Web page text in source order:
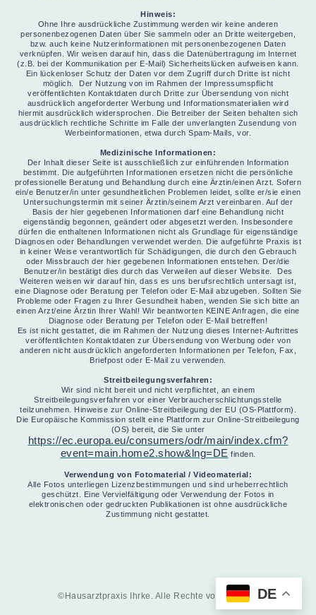
Hinweis:
Ohne Ihre ausdrückliche Zustimmung werden wir keine anderen
personenbezogenen Daten über Sie sammeln oder an Dritte weitergeben,
bzw. auch keine Nutzerinformationen mit personenbezogenen Daten
verknüpfen. Wir weisen darauf hin, dass die Datenübertragung im Internet
(z.B. bei der Kommunikation per E-Mail) Sicherheitslücken aufweisen kann.
Ein lückenloser Schutz der Daten vor dem Zugriff durch Dritte ist nicht
möglich. Der Nutzung von im Rahmen der Impressumspflicht
veröffentlichten Kontaktdaten durch Dritte zur Übersendung von nicht
ausdrücklich angeforderter Werbung und Informationsmaterialien wird
hiermit ausdrücklich widersprochen. Die Betreiber der Seiten behalten sich
ausdrücklich rechtliche Schritte im Falle der unverlangten Zusendung von
Werbeinformationen, etwa durch Spam-Mails, vor.
Medizinische Informationen:
Der Inhalt dieser Seite ist ausschließlich zur einführenden Information
bestimmt. Die aufgeführten Informationen ersetzen nicht die persönliche
professionelle Beratung und Behandlung durch eine Ärztin/einen Arzt. Sofern
ein/e Benutzer/in unter gesundheitlichen Problemen leidet, sollte er/sie einen
Untersuchungstermin mit seiner Ärztin/seinem Arzt vereinbaren. Auf der
Basis der hier gegebenen Informationen darf eine Behandlung nicht
eigenständig begonnen, geändert oder abgesetzt werden. Insbesondere
dürfen die enthaltenen Informationen nicht als Grundlage für eigenständige
Diagnosen oder Behandlungen verwendet werden. Die aufgeführte Praxis ist
in keiner Weise verantwortlich für Schädigungen, die durch den Gebrauch
oder Missbrauch der hier gegebenen Informationen entstehen. Der/die
Benutzer/in bestätigt dies durch das Verweilen auf dieser Website. Des
Weiteren weisen wir darauf hin, dass es uns berufsrechtlich untersagt ist,
eine Diagnose oder Beratung per Telefon oder E-Mail abzugeben. Sollten Sie
Probleme oder Fragen zu Ihrer Gesundheit haben, wenden Sie sich bitte an
einen Arzt/eine Ärztin Ihrer Wahl! Wir beantworten KEINE Anfragen, die eine
Diagnose oder Beratung per Telefon oder E-Mail betreffen!
Es ist nicht gestattet, die im Rahmen der Nutzung dieses Internet-Auftrittes
veröffentlichten Kontaktdaten zur Übersendung von Werbung oder von
anderen nicht ausdrücklich angeforderten Informationen per Telefon, Fax,
Briefpost oder E-Mail zu verwenden.
Streitbeilegungsverfahren:
Wir sind nicht bereit und nicht verpflichtet, an einem
Streitbeilegungsverfahren vor einer Verbraucherschlichtungsstelle
teilzunehmen. Hinweise zur Online-Streitbeilegung der EU (OS-Plattform).
Die Europäische Kommission stellt eine Plattform zur Online-Streitbeilegung
(OS) bereit, die Sie unter
https://ec.europa.eu/consumers/odr/main/index.cfm?
event=main.home2.show&lng=DE finden.
Verwendung von Fotomaterial / Videomaterial:
Alle Fotos unterliegen Lizenzbestimmungen und sind urheberrechtlich
geschützt. Eine Vervielfältigung oder Verwendung der Fotos in
elektronischen oder gedruckten Publikationen ist ohne ausdrückliche
Zustimmung nicht gestattet.
©Hausarztpraxis Ihrke. Alle Rechte vorbehalten. DE